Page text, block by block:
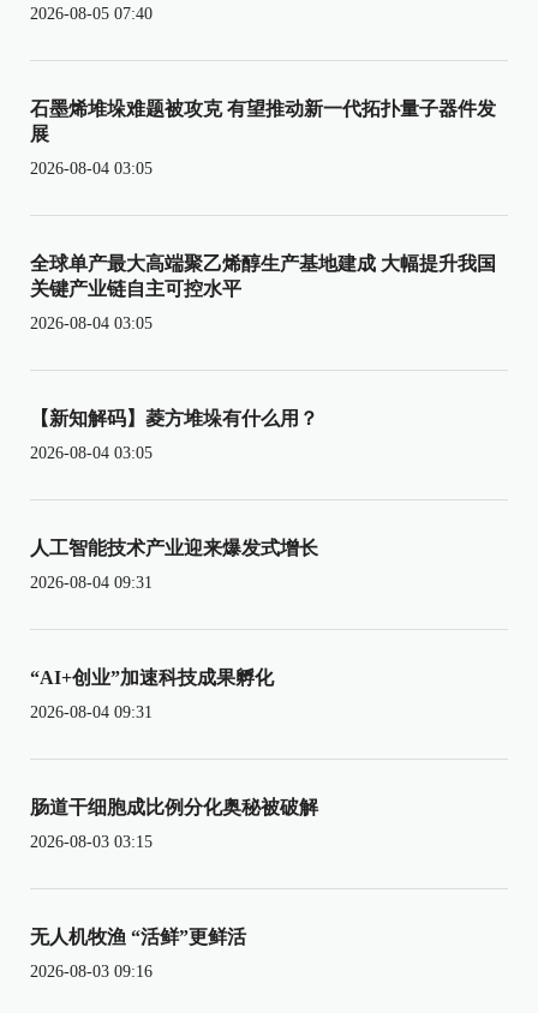
2026-08-05 07:40
石墨烯堆垛难题被攻克 有望推动新一代拓扑量子器件发
展
2026-08-04 03:05
全球单产最大高端聚乙烯醇生产基地建成 大幅提升我国
关键产业链自主可控水平
2026-08-04 03:05
【新知解码】菱方堆垛有什么用？
2026-08-04 03:05
人工智能技术产业迎来爆发式增长
2026-08-04 09:31
“AI+创业”加速科技成果孵化
2026-08-04 09:31
肠道干细胞成比例分化奥秘被破解
2026-08-03 03:15
无人机牧渔 “活鲜”更鲜活
2026-08-03 09:16